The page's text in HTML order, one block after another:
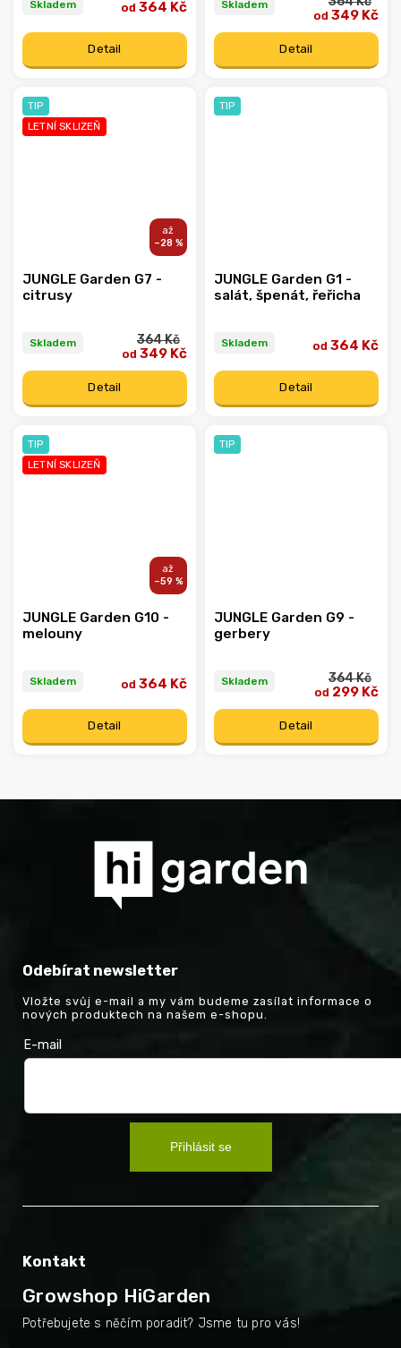
Skladem od 364 Kč
Detail
Skladem
od 349 Kč
Detail
TIP
LETNÍ SKLIZEŇ
–28 %
JUNGLE Garden G7 -
citrusy
Skladem 364 Kč
od 349 Kč
Detail
TIP
JUNGLE Garden G1 -
salát, špenát, řeřicha
Skladem od 364 Kč
Detail
TIP
LETNÍ SKLIZEŇ
–59 %
JUNGLE Garden G10 -
melouny
Skladem od 364 Kč
Detail
TIP
JUNGLE Garden G9 -
gerbery
Skladem 364 Kč
od 299 Kč
Detail
Odebírat newsletter
Vložte svůj e-mail a my vám budeme zasílat informace o
nových produktech na našem e-shopu.
E-mail
Přihlásit se
Kontakt
Growshop HiGarden